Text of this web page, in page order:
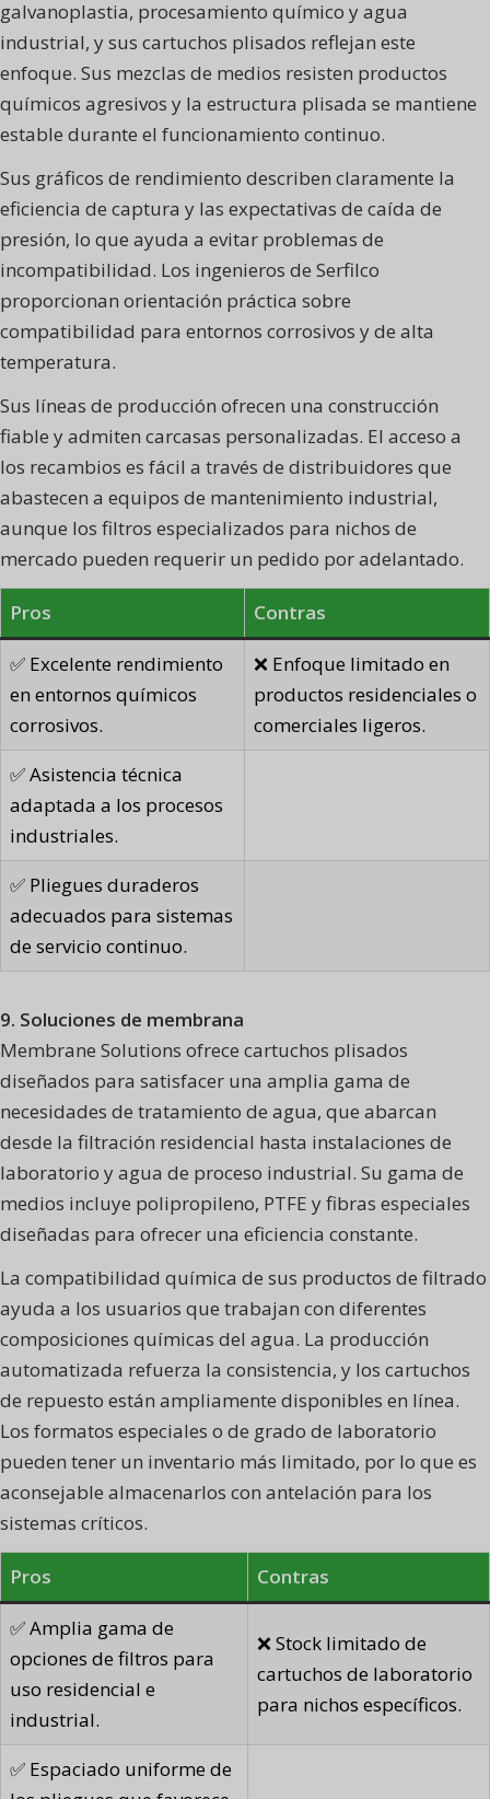
galvanoplastia, procesamiento químico y agua
industrial, y sus cartuchos plisados reflejan este
enfoque. Sus mezclas de medios resisten productos
químicos agresivos y la estructura plisada se mantiene
estable durante el funcionamiento continuo.
Sus gráficos de rendimiento describen claramente la
eficiencia de captura y las expectativas de caída de
presión, lo que ayuda a evitar problemas de
incompatibilidad. Los ingenieros de Serfilco
proporcionan orientación práctica sobre
compatibilidad para entornos corrosivos y de alta
temperatura.
Sus líneas de producción ofrecen una construcción
fiable y admiten carcasas personalizadas. El acceso a
los recambios es fácil a través de distribuidores que
abastecen a equipos de mantenimiento industrial,
aunque los filtros especializados para nichos de
mercado pueden requerir un pedido por adelantado.
Pros Contras
✅ Excelente rendimiento
en entornos químicos
corrosivos.
❌ Enfoque limitado en
productos residenciales o
comerciales ligeros.
✅ Asistencia técnica
adaptada a los procesos
industriales.
✅ Pliegues duraderos
adecuados para sistemas
de servicio continuo.
9. Soluciones de membrana
Membrane Solutions ofrece cartuchos plisados
diseñados para satisfacer una amplia gama de
necesidades de tratamiento de agua, que abarcan
desde la filtración residencial hasta instalaciones de
laboratorio y agua de proceso industrial. Su gama de
medios incluye polipropileno, PTFE y fibras especiales
diseñadas para ofrecer una eficiencia constante.
La compatibilidad química de sus productos de filtrado
ayuda a los usuarios que trabajan con diferentes
composiciones químicas del agua. La producción
automatizada refuerza la consistencia, y los cartuchos
de repuesto están ampliamente disponibles en línea.
Los formatos especiales o de grado de laboratorio
pueden tener un inventario más limitado, por lo que es
aconsejable almacenarlos con antelación para los
sistemas críticos.
Pros Contras
✅ Amplia gama de
opciones de filtros para
uso residencial e
industrial.
❌ Stock limitado de
cartuchos de laboratorio
para nichos específicos.
✅ Espaciado uniforme de